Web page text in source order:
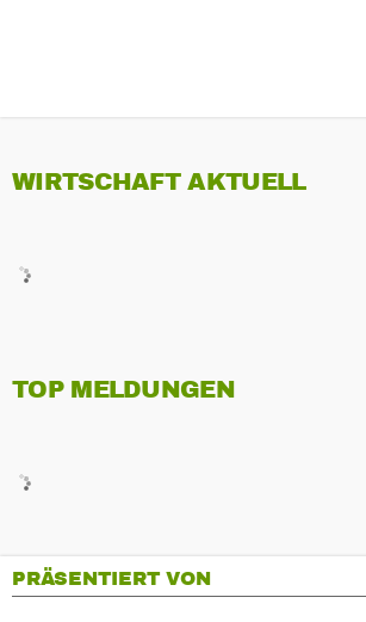
WIRTSCHAFT AKTUELL
TOP MELDUNGEN
PRÄSENTIERT VON